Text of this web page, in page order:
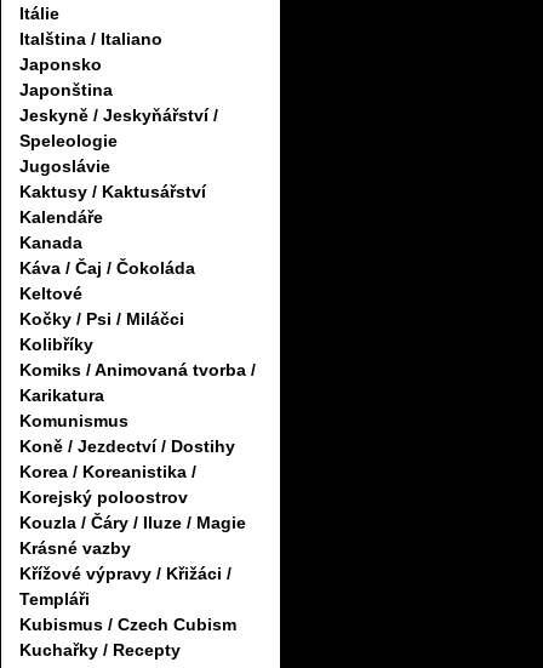
Itálie
Italština / Italiano
Japonsko
Japonština
Jeskyně / Jeskyňářství /
Speleologie
Jugoslávie
Kaktusy / Kaktusářství
Kalendáře
Kanada
Káva / Čaj / Čokoláda
Keltové
Kočky / Psi / Miláčci
Kolibříky
Komiks / Animovaná tvorba /
Karikatura
Komunismus
Koně / Jezdectví / Dostihy
Korea / Koreanistika /
Korejský poloostrov
Kouzla / Čáry / Iluze / Magie
Krásné vazby
Křížové výpravy / Křižáci /
Templáři
Kubismus / Czech Cubism
Kuchařky / Recepty